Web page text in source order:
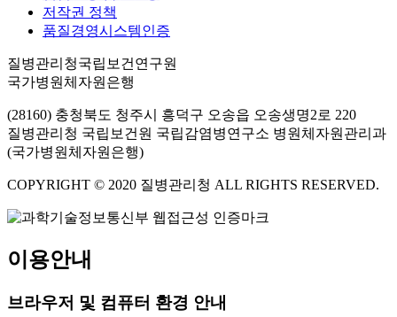
저작권 정책
품질경영시스템인증
질병관리청국립보건연구원
국가병원체자원은행
(28160) 충청북도 청주시 흥덕구 오송읍 오송생명2로 220
질병관리청 국립보건원 국립감염병연구소 병원체자원관리과
(국가병원체자원은행)
COPYRIGHT © 2020 질병관리청 ALL RIGHTS RESERVED.
이용안내
브라우저 및 컴퓨터 환경 안내